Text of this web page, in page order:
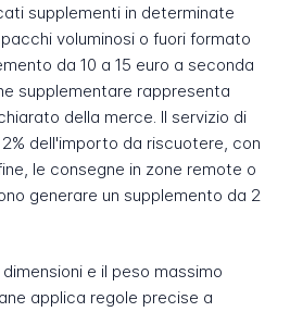
supplementi in determinate
voluminosi o fuori formato
da 10 a 15 euro a seconda
supplementare rappresenta
della merce. Il servizio di
dell'importo da riscuotere, con
le consegne in zone remote o
generare un supplemento da 2
e il peso massimo
applica regole precise a